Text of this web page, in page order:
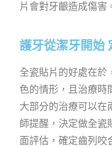
片會對牙齦造成傷害
護牙從潔牙開始
全瓷貼片的好處在於
色的情形，且治療時
大部分的治療可以在
師提醒，決定做全瓷
面評估，確定齒列咬